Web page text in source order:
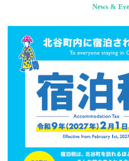
News &